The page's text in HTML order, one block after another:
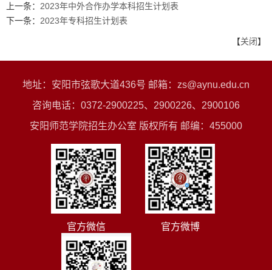
上一条： 2023年中外合作办学本科招生计划表
下一条： 2023年专科招生计划表
【关闭】
地址：安阳市弦歌大道436号 邮箱：zs@aynu.edu.cn
咨询电话：0372-2900225、2900226、2900106
安阳师范学院招生办公室 版权所有 邮编：455000
官方微信 官方微博